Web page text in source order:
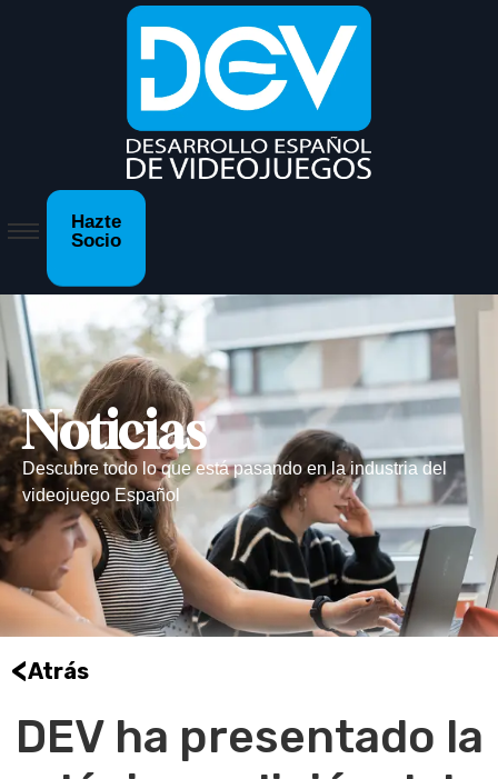
Hazte
Socio
Noticias
Descubre todo lo que está pasando en la industria del
videojuego Español
<Atrás
DEV ha presentado la